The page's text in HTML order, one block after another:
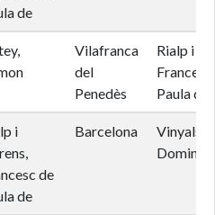
de
Vilafranca
del
Penedès
Rialp i
Francesc
Paula de
i
de
de
Barcelona
Vinyals,
Domingo